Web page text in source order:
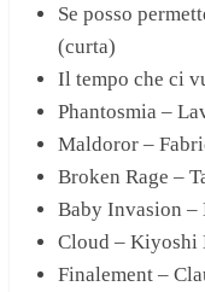
Se posso
(curta)
Il tempo che ci
Phantosmia –
Maldoror –
Broken Rage –
Baby Invasion –
Cloud – Kiyoshi
Finalement –